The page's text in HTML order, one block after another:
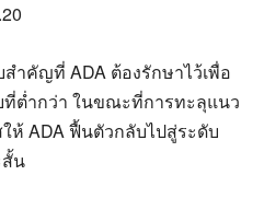
ำคัญที่ ADA ต้องรักษาไว้เพื่อ
ต่ำกว่า ในขณะที่การทะลุแนว
ห้ ADA ฟื้นตัวกลับไปสู่ระดับ
สั้น